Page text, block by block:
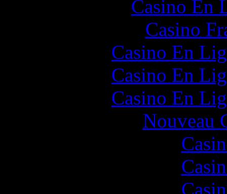
Casino En
Casino
Casino En
Casino En
Casino En
Nouveau